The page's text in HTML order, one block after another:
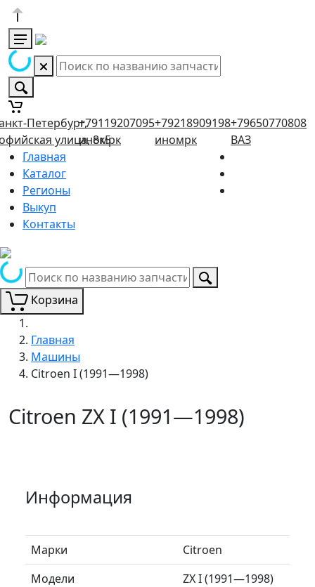
Петербург,
улица, 8к5
+79119207095
иномрк
+79218909198
иномрк
+79650770808
ВАЗ
Главная
Каталог
Регионы
Выкуп
Контакты
Корзина
Главная
Машины
Citroen I (1991—1998)
Citroen ZX I (1991—1998)
Информация
Марки
Citroen
Модели
ZX I (1991—1998)